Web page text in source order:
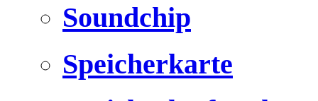
Soundchip
Speicherkarte